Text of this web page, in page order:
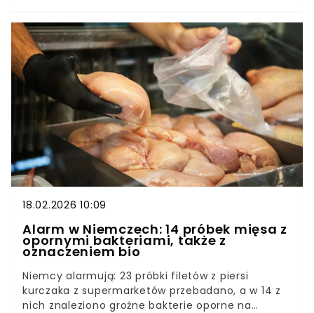
pojawiała się w książkach kulinarnych czy
czasopismach. Mimo, że takie mięso jest
nieetyczne w pozyskiwaniu, mamy dla was
przepis z czasopisma prababci, dzięki któremu
przygotujecie kurę w wyjątkowy sposób.
18.02.2026 10:09
Alarm w Niemczech: 14 próbek mięsa z
opornymi bakteriami, także z
oznaczeniem bio
Niemcy alarmują: 23 próbki filetów z piersi
kurczaka z supermarketów przebadano, a w 14 z
nich znaleziono groźne bakterie oporne na